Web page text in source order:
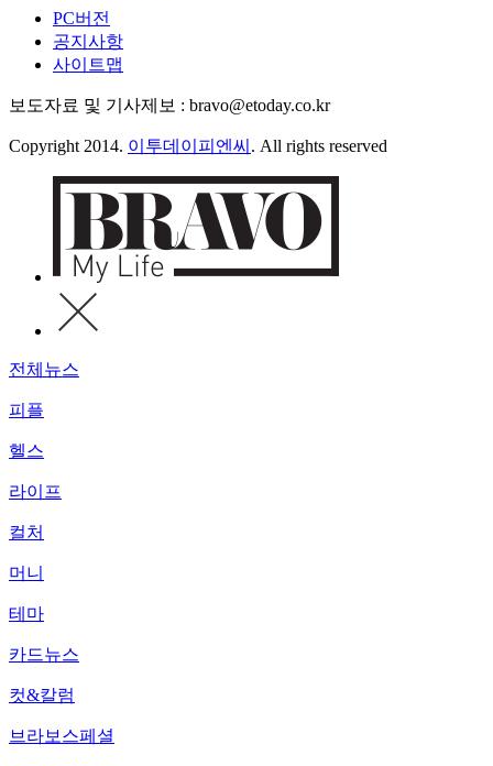
PC버전
공지사항
사이트맵
보도자료 및 기사제보 : bravo@etoday.co.kr
Copyright 2014. 이투데이피엔씨 . All rights reserved
전체뉴스
피플
헬스
라이프
컬처
머니
테마
카드뉴스
컷&칼럼
브라보스페셜